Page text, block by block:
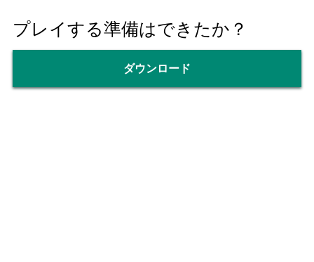
プレイする準備はできたか？
ダウンロード